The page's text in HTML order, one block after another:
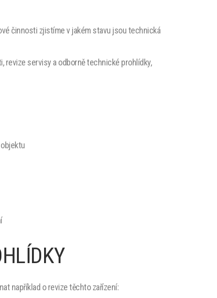
činnosti zjistíme v jakém stavu jsou technická
revize servisy a odborně technické prohlídky,
například o revize těchto zařízení: